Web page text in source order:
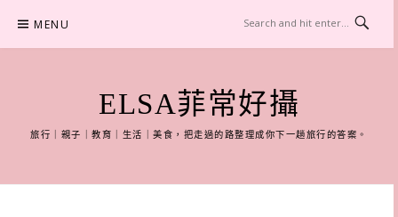
content
MENU
ELSA菲常好攝
旅行｜親子｜教育｜生活｜美食，把走過的路整理成你下一趟旅行的答案。